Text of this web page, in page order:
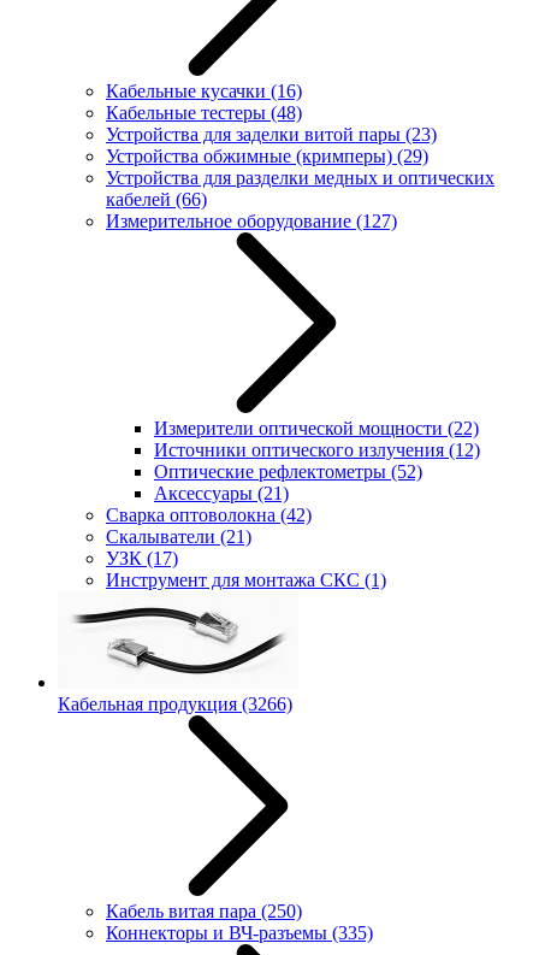
Кабельные кусачки (16)
Кабельные тестеры (48)
Устройства для заделки витой пары (23)
Устройства обжимные (кримперы) (29)
Устройства для разделки медных и оптических
кабелей (66)
Измерительное оборудование (127)
Измерители оптической мощности (22)
Источники оптического излучения (12)
Оптические рефлектометры (52)
Аксессуары (21)
Сварка оптоволокна (42)
Скалыватели (21)
УЗК (17)
Инструмент для монтажа СКС (1)
Кабельная продукция (3266)
Кабель витая пара (250)
Коннекторы и ВЧ-разъемы (335)